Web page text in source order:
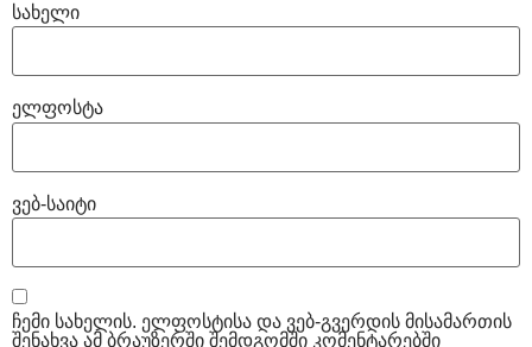
სახელი
ელფოსტა
ვებ-საიტი
ჩემი სახელის. ელფოსტისა და ვებ-გვერდის მისამართის
შენახვა ამ ბრაუზერში შემდგომში კომენტარებში